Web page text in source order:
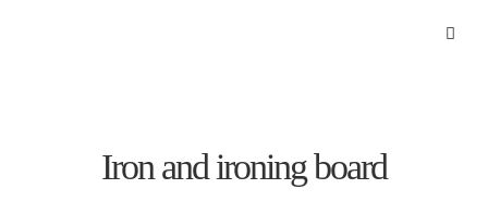
Iron and ironing board